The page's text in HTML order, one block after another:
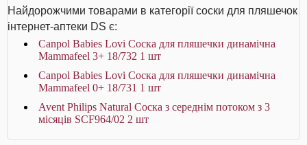
Найдорожчими товарами в категорії соски для пляшечок
інтернет-аптеки DS є:
Canpol Babies Lovi Соска для пляшечки динамічна
Mammafeel 3+ 18/732 1 шт
Canpol Babies Lovi Соска для пляшечки динамічна
Mammafeel 0+ 18/731 1 шт
Avent Philips Natural Соска з середнім потоком з 3
місяців SCF964/02 2 шт